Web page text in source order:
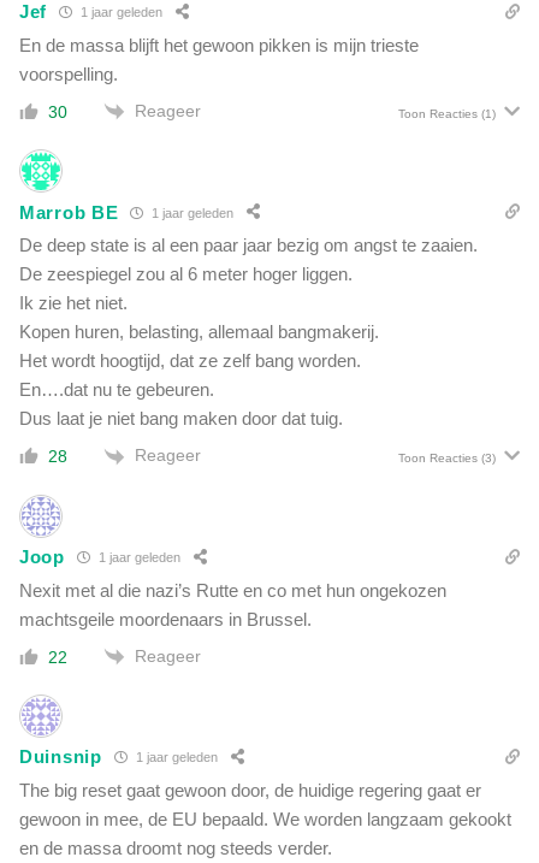
Jef 1 jaar geleden
En de massa blijft het gewoon pikken is mijn trieste
voorspelling.
30 Reageer Toon Reacties (1)
Marrob BE 1 jaar geleden
De deep state is al een paar jaar bezig om angst te zaaien.
De zeespiegel zou al 6 meter hoger liggen.
Ik zie het niet.
Kopen huren, belasting, allemaal bangmakerij.
Het wordt hoogtijd, dat ze zelf bang worden.
En….dat nu te gebeuren.
Dus laat je niet bang maken door dat tuig.
28 Reageer Toon Reacties (3)
Joop 1 jaar geleden
Nexit met al die nazi’s Rutte en co met hun ongekozen
machtsgeile moordenaars in Brussel.
22 Reageer
Duinsnip 1 jaar geleden
The big reset gaat gewoon door, de huidige regering gaat er
gewoon in mee, de EU bepaald. We worden langzaam gekookt
en de massa droomt nog steeds verder.